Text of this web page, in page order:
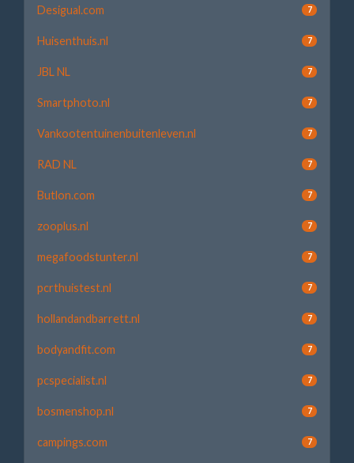
Desigual.com 7
Huisenthuis.nl 7
JBL NL 7
Smartphoto.nl 7
Vankootentuinenbuitenleven.nl 7
RAD NL 7
Butlon.com 7
zooplus.nl 7
megafoodstunter.nl 7
pcrthuistest.nl 7
hollandandbarrett.nl 7
bodyandfit.com 7
pcspecialist.nl 7
bosmenshop.nl 7
campings.com 7